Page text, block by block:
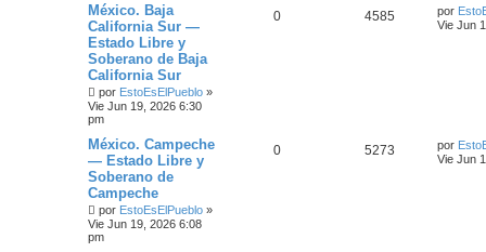
México. Baja
California Sur —
Estado Libre y
Soberano de Baja
California Sur
por EstoEsElPueblo »
Vie Jun 19, 2026 6:30
pm
0 4585 por
Vie Jun
México. Campeche
— Estado Libre y
Soberano de
Campeche
por EstoEsElPueblo »
Vie Jun 19, 2026 6:08
pm
0 5273 por
Vie Jun